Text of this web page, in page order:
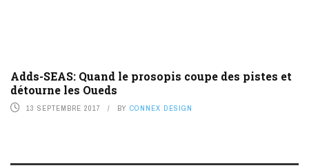
Adds-SEAS: Quand le prosopis coupe des pistes et
détourne les Oueds
13 SEPTEMBRE 2017 BY CONNEX DESIGN